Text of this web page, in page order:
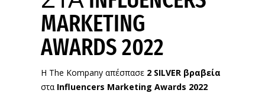
MARKETING
AWARDS 2022
Η The Kompany απέσπασε 2 SILVER βραβεία
στα Influencers Marketing Awards 2022